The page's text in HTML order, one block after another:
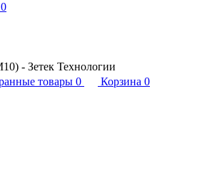
0
- Зетек Технологии
товары 0 Корзина 0